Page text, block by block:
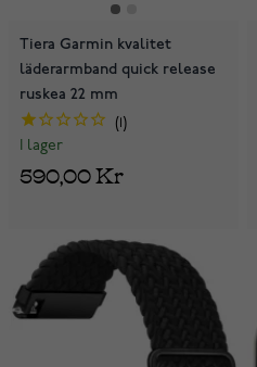
Tiera Garmin kvalitet
läderarmband quick release
ruskea 22 mm
I lager
590,00 Kr